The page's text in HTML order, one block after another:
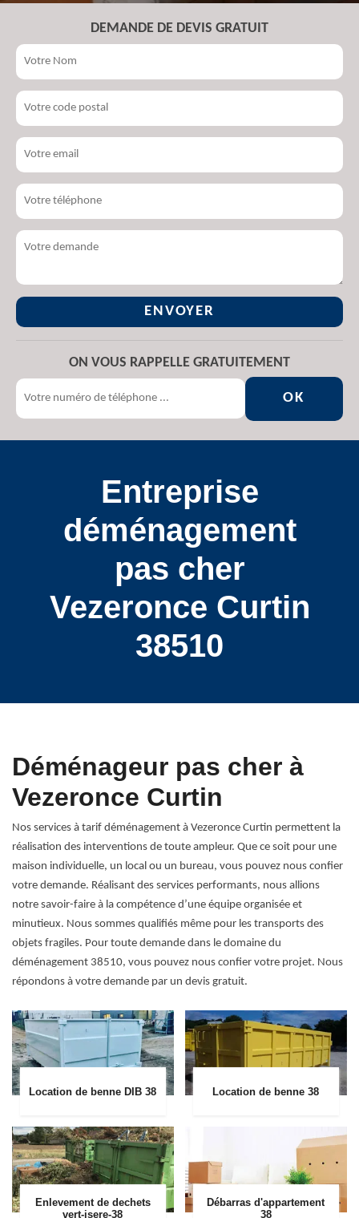
DEMANDE DE DEVIS GRATUIT
ON VOUS RAPPELLE GRATUITEMENT
Entreprise
déménagement
pas cher
Vezeronce Curtin
38510
Déménageur pas cher à
Vezeronce Curtin
Nos services à tarif déménagement à Vezeronce Curtin permettent la
réalisation des interventions de toute ampleur. Que ce soit pour une
maison individuelle, un local ou un bureau, vous pouvez nous confier
votre demande. Réalisant des services performants, nous allions
notre savoir-faire à la compétence d’une équipe organisée et
minutieux. Nous sommes qualifiés même pour les transports des
objets fragiles. Pour toute demande dans le domaine du
déménagement 38510, vous pouvez nous confier votre projet. Nous
répondons à votre demande par un devis gratuit.
Location de benne DIB 38 Location de benne 38
Enlevement de dechets
vert-isere-38
Débarras d'appartement
38